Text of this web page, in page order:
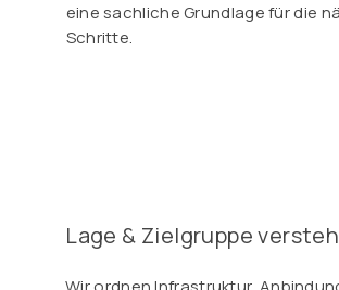
eine sachliche Grundlage für die
Schritte.
Lage & Zielgruppe